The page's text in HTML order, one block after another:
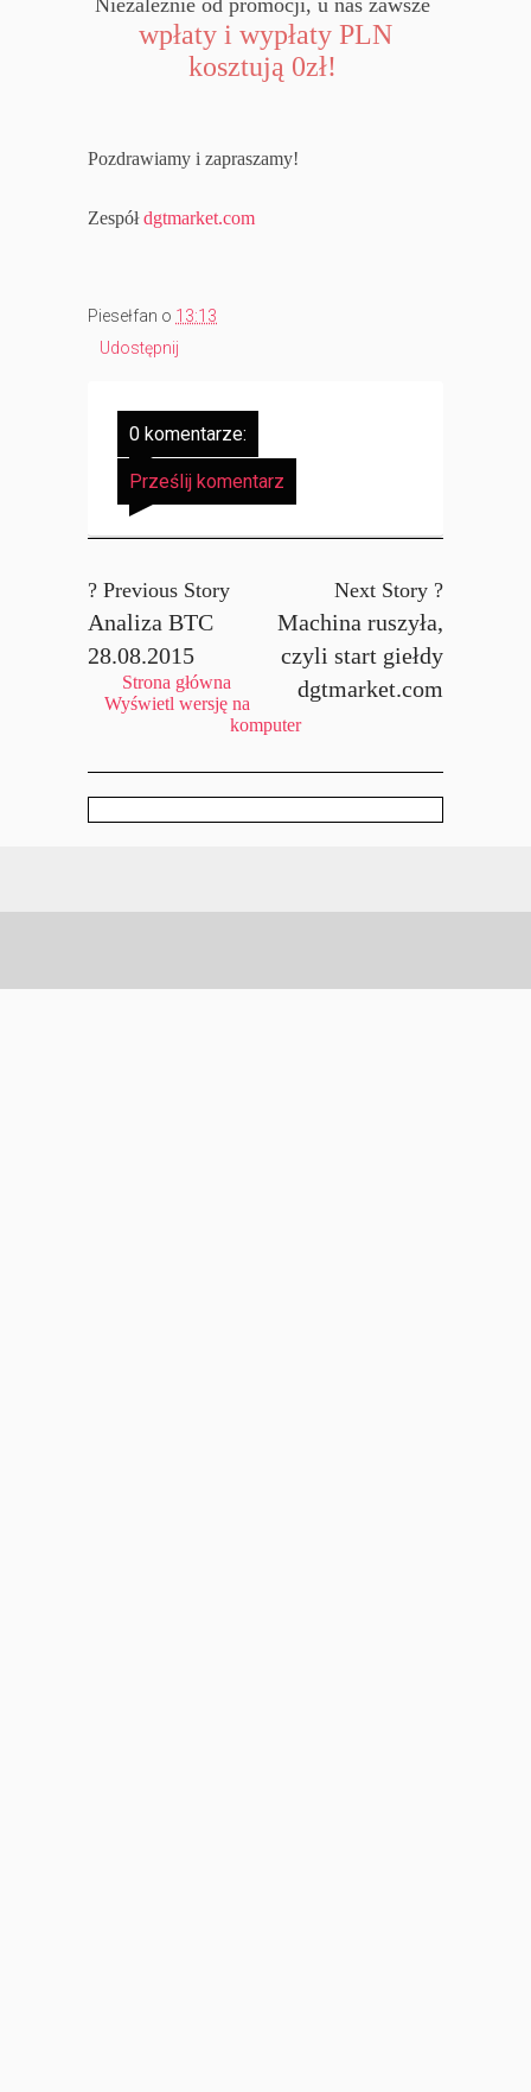
wpłaty i wypłaty PLN
kosztują 0zł!
Pozdrawiamy i zapraszamy!
Zespółdgtmarket.com
Piesełfan o 13:13
Udostępnij
0 komentarze:
Prześlij komentarz
? Previous Story
Analiza BTC
28.08.2015
Next Story ?
Machina ruszyła,
czyli start giełdy
dgtmarket.com
Strona główna
Wyświetl wersję na
komputer